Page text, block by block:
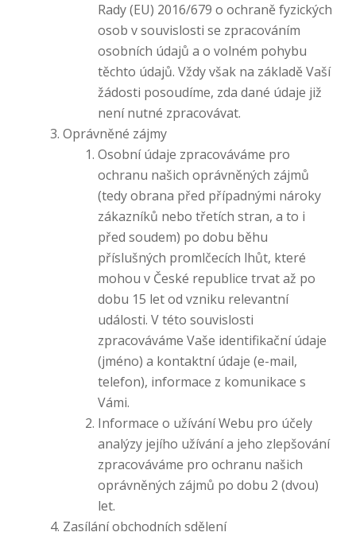
Rady (EU) 2016/679 o ochraně fyzických
osob v souvislosti se zpracováním
osobních údajů a o volném pohybu
těchto údajů. Vždy však na základě Vaší
žádosti posoudíme, zda dané údaje již
není nutné zpracovávat.
Oprávněné zájmy
Osobní údaje zpracováváme pro
ochranu našich oprávněných zájmů
(tedy obrana před případnými nároky
zákazníků nebo třetích stran, a to i
před soudem) po dobu běhu
příslušných promlčecích lhůt, které
mohou v České republice trvat až po
dobu 15 let od vzniku relevantní
události. V této souvislosti
zpracováváme Vaše identifikační údaje
(jméno) a kontaktní údaje (e-mail,
telefon), informace z komunikace s
Vámi.
Informace o užívání Webu pro účely
analýzy jejího užívání a jeho zlepšování
zpracováváme pro ochranu našich
oprávněných zájmů po dobu 2 (dvou)
let.
Zasílání obchodních sdělení